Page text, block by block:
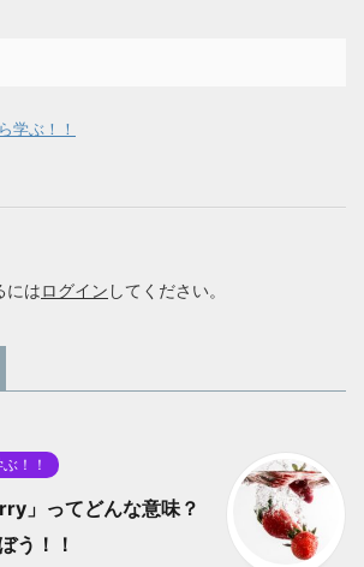
学ぶ！！
にはログイン してください。
！！
」ってどんな意味？
う！！